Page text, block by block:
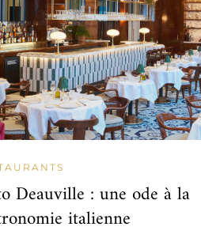
Deauville : une ode à la
italienne